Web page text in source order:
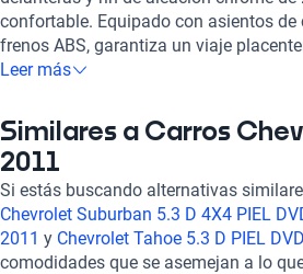
confortable. Equipado con asientos
frenos ABS, garantiza un viaje
comodidades como aire
Con una calificación destacada en
este Chevrolet Suburban 5.3 B PIEL
vehículo versátil y confiable. ¡Haz tuya
su máxima expresión!
Leer más
Similares a Carros
2011
Si estás buscando alternativas
Chevrolet Suburban 5.3 D 4X4 PIEL
2011 y Chevrolet Tahoe 5.3 D PIEL
comodidades que se asemejan a lo